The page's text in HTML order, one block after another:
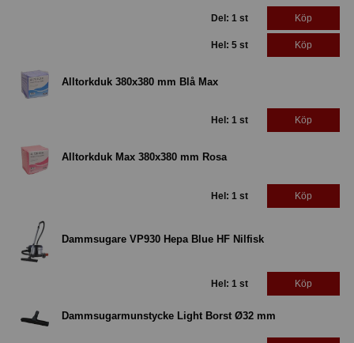
Del: 1 st Köp
Hel: 5 st Köp
Alltorkduk 380x380 mm Blå Max
Hel: 1 st Köp
Alltorkduk Max 380x380 mm Rosa
Hel: 1 st Köp
Dammsugare VP930 Hepa Blue HF Nilfisk
Hel: 1 st Köp
Dammsugarmunstycke Light Borst Ø32 mm